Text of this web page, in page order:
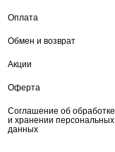
Оплата
Обмен и возврат
Акции
Оферта
Соглашение об обработке
и хранении персональных
данных